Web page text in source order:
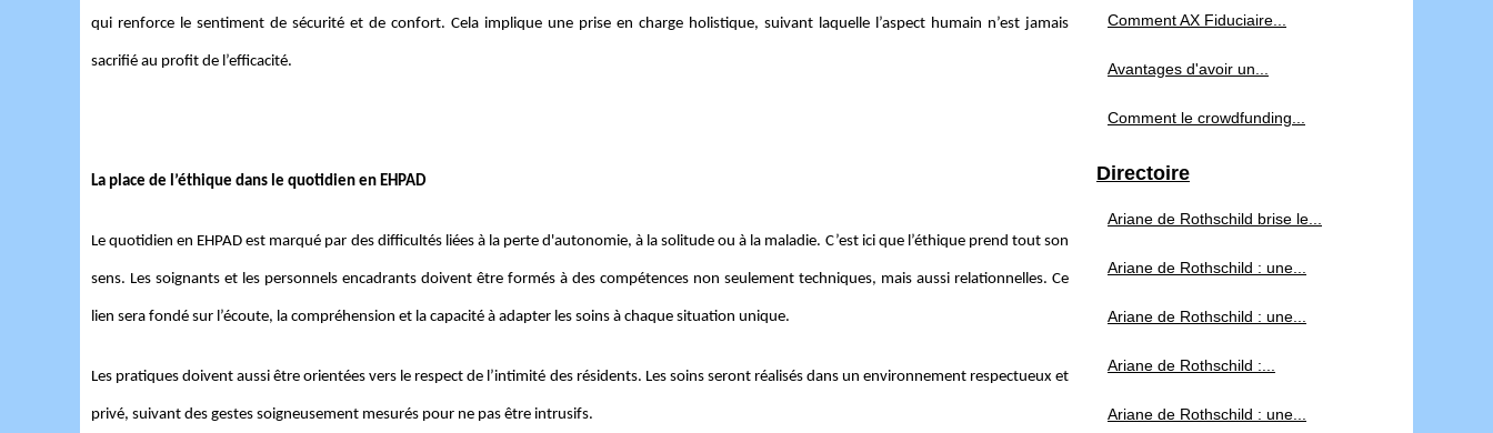
qui renforce le sentiment de sécurité et de confort. Cela implique une prise en charge holistique, suivant laquelle l’aspect humain n’est jamais
sacrifié au profit de l’efficacité.
La place de l’éthique dans le quotidien en EHPAD
Le quotidien en EHPAD est marqué par des difficultés liées à la perte d'autonomie, à la solitude ou à la maladie. C’est ici que l’éthique prend tout son
sens. Les soignants et les personnels encadrants doivent être formés à des compétences non seulement techniques, mais aussi relationnelles. Ce
lien sera fondé sur l’écoute, la compréhension et la capacité à adapter les soins à chaque situation unique.
Les pratiques doivent aussi être orientées vers le respect de l’intimité des résidents. Les soins seront réalisés dans un environnement respectueux et
privé, suivant des gestes soigneusement mesurés pour ne pas être intrusifs.
Comment AX Fiduciaire...
Avantages d'avoir un...
Comment le crowdfunding...
Directoire
Ariane de Rothschild brise le...
Ariane de Rothschild : une...
Ariane de Rothschild : une...
Ariane de Rothschild :...
Ariane de Rothschild : une...